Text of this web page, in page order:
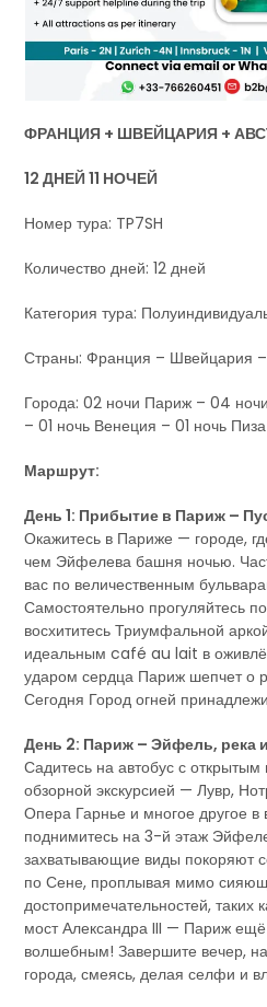
ФРАНЦИЯ + ШВЕЙЦАРИЯ +
12 ДНЕЙ 11 НОЧЕЙ
Номер тура: TP7SH
Количество дней: 12 дней
Категория тура:
Страны: Франция – Швейцария
Города: 02 ночи Париж – 04
– 01 ночь Венеция – 01 ночь
Маршрут:
День 1: Прибытие в Париж –
Окажитесь в Париже — городе,
чем Эйфелева башня ночью.
вас по величественным
Самостоятельно прогуляйтесь
восхититесь Триумфальной
идеальным café au lait в
ударом сердца Париж шепчет о
Сегодня Город огней
День 2: Париж – Эйфель, река
Садитесь на автобус с
обзорной экскурсией — Лувр,
Опера Гарнье и многое другое
поднимитесь на 3-й этаж
захватывающие виды покоряют
по Сене, проплывая мимо
достопримечательностей, таких
мост Александра III — Париж
волшебным! Завершите вечер,
города, смеясь, делая селфи и